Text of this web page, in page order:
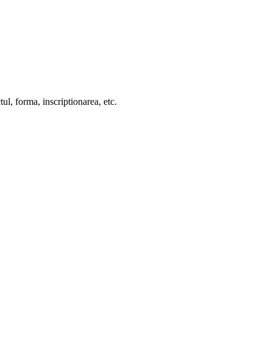
forma, inscriptionarea, etc.